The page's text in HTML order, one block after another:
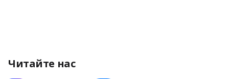
Читайте нас